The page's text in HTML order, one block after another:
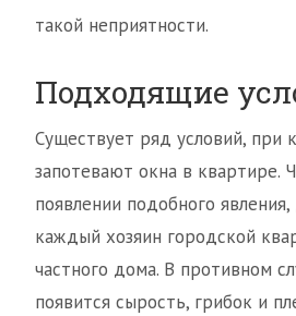
такой неприятности.
Подходящие
Существует ряд условий, при
запотевают окна в квартире.
появлении подобного
каждый хозяин городской
частного дома. В противном
появится сырость, грибок и